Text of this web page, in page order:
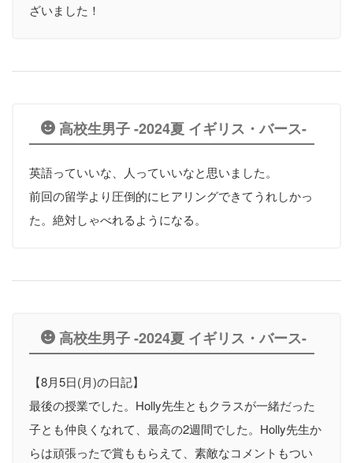
ざいました！
高校生男子 -2024夏 イギリス・バース-
英語っていいな、人っていいなと思いました。
前回の留学より圧倒的にヒアリングできてうれしかっ
た。絶対しゃべれるようになる。
高校生男子 -2024夏 イギリス・バース-
【8月5日(月)の日記】
最後の授業でした。Holly先生ともクラスが一緒だった
子とも仲良くなれて、最高の2週間でした。Holly先生か
らは頑張ったで賞ももらえて、素敵なコメントもつい